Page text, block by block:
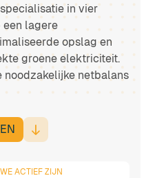
in vier
een lagere
opslag en
groene elektriciteit.
noodzakelijke netbalans
ACTIEF ZIJN